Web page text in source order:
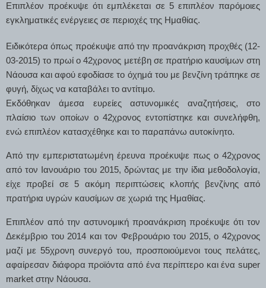
Επιπλέον προέκυψε ότι εμπλέκεται σε 5 επιπλέον παρόμοιες
εγκληματικές ενέργειες σε περιοχές της Ημαθίας.
Ειδικότερα όπως προέκυψε από την προανάκριση προχθές (12-
03-2015) το πρωί ο 42χρονος μετέβη σε πρατήριο καυσίμων στη
Νάουσα και αφού εφοδίασε το όχημά του με βενζίνη τράπηκε σε
φυγή, δίχως να καταβάλει το αντίτιμο.
Εκδόθηκαν άμεσα ευρείες αστυνομικές αναζητήσεις, στο
πλαίσιο των οποίων ο 42χρονος εντοπίστηκε και συνελήφθη,
ενώ επιπλέον κατασχέθηκε και το παραπάνω αυτοκίνητο.
Από την εμπεριστατωμένη έρευνα προέκυψε πως ο 42χρονος
από τον Ιανουάριο του 2015, δρώντας με την ίδια μεθοδολογία,
είχε προβεί σε 5 ακόμη περιπτώσεις κλοπής βενζίνης από
πρατήρια υγρών καυσίμων σε χωριά της Ημαθίας.
Επιπλέον από την αστυνομική προανάκριση προέκυψε ότι τον
Δεκέμβριο του 2014 και τον Φεβρουάριο του 2015, ο 42χρονος
μαζί με 55χρονη συνεργό του, προσποιούμενοι τους πελάτες,
αφαίρεσαν διάφορα προϊόντα από ένα περίπτερο και ένα super
market στην Νάουσα.